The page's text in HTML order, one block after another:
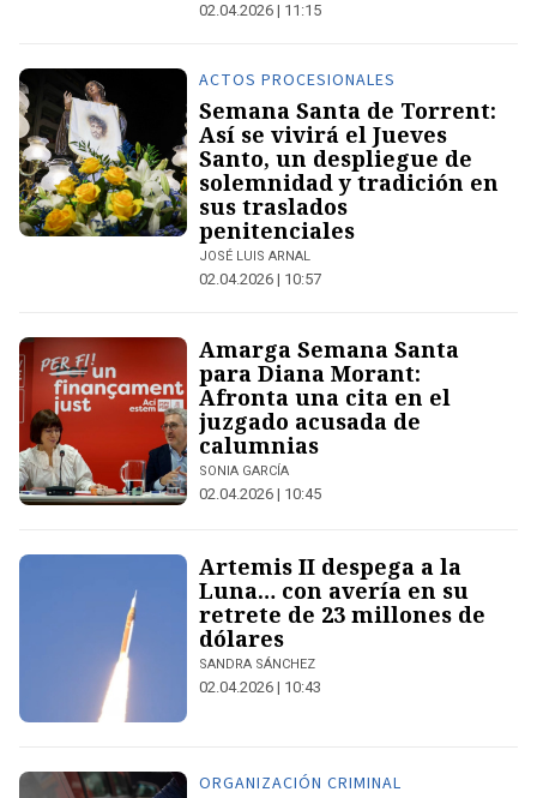
02.04.2026 | 11:15
ACTOS PROCESIONALES
Semana Santa de Torrent:
Así se vivirá el Jueves
Santo, un despliegue de
solemnidad y tradición en
sus traslados
penitenciales
JOSÉ LUIS ARNAL
02.04.2026 | 10:57
Amarga Semana Santa
para Diana Morant:
Afronta una cita en el
juzgado acusada de
calumnias
SONIA GARCÍA
02.04.2026 | 10:45
Artemis II despega a la
Luna… con avería en su
retrete de 23 millones de
dólares
SANDRA SÁNCHEZ
02.04.2026 | 10:43
ORGANIZACIÓN CRIMINAL